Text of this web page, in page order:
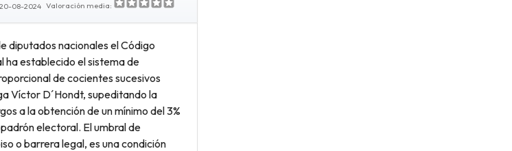
20-08-2024 Valoración media:
diputados nacionales el Código
ha establecido el sistema de
de cocientes sucesivos
Víctor D´Hondt, supeditando la
a la obtención de un mínimo del 3%
electoral. El umbral de
o barrera legal, es una condición